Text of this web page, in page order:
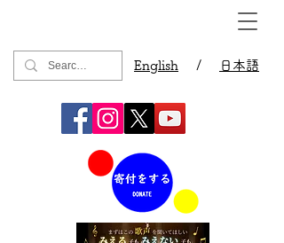
English / 日本語